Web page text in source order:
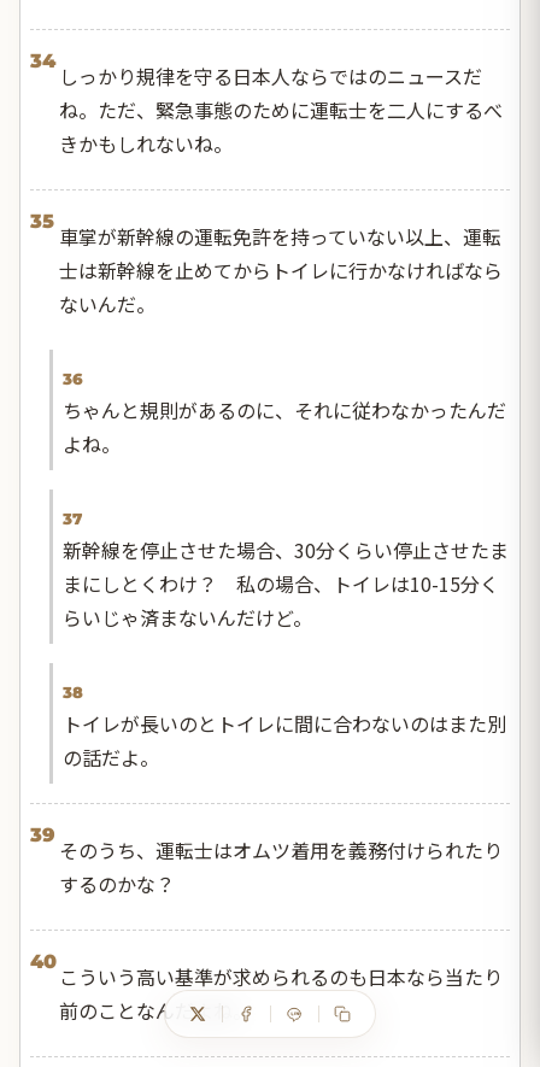
34
しっかり規律を守る日本人ならではのニュースだ
ね。ただ、緊急事態のために運転士を二人にするべ
きかもしれないね。
35
車掌が新幹線の運転免許を持っていない以上、運転
士は新幹線を止めてからトイレに行かなければなら
ないんだ。
36
ちゃんと規則があるのに、それに従わなかったんだ
よね。
37
新幹線を停止させた場合、30分くらい停止させたま
まにしとくわけ？ 私の場合、トイレは10-15分く
らいじゃ済まないんだけど。
38
トイレが長いのとトイレに間に合わないのはまた別
の話だよ。
39
そのうち、運転士はオムツ着用を義務付けられたり
するのかな？
40
こういう高い基準が求められるのも日本なら当たり
前のことなんだよね。